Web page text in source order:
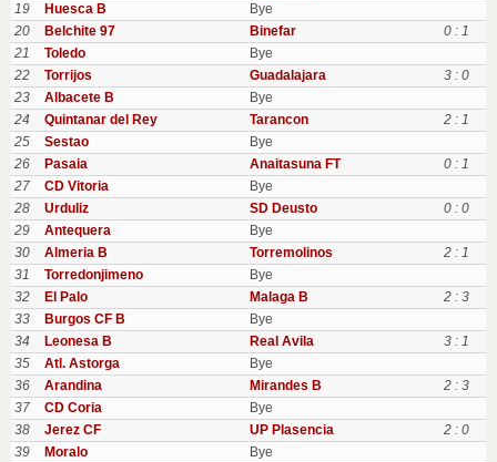
19
Huesca B
Bye
20
Belchite 97 Binefar
0 : 1
21
Toledo
Bye
22
Torrijos Guadalajara
3 : 0
23
Albacete B
Bye
24
Quintanar del Rey Tarancon
2 : 1
25
Sestao
Bye
26
Pasaia Anaitasuna FT
0 : 1
27
CD Vitoria
Bye
28
Urduliz SD Deusto
0 : 0
29
Antequera
Bye
30
Almeria B Torremolinos
2 : 1
31
Torredonjimeno
Bye
32
El Palo Malaga B
2 : 3
33
Burgos CF B
Bye
34
Leonesa B Real Avila
3 : 1
35
Atl. Astorga
Bye
36
Arandina Mirandes B
2 : 3
37
CD Coria
Bye
38
Jerez CF UP Plasencia
2 : 0
39
Moralo
Bye